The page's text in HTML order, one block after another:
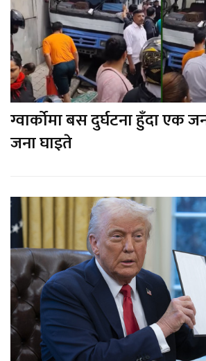
ग्वार्कोमा बस दुर्घटना हुँदा एक
जना घाइते